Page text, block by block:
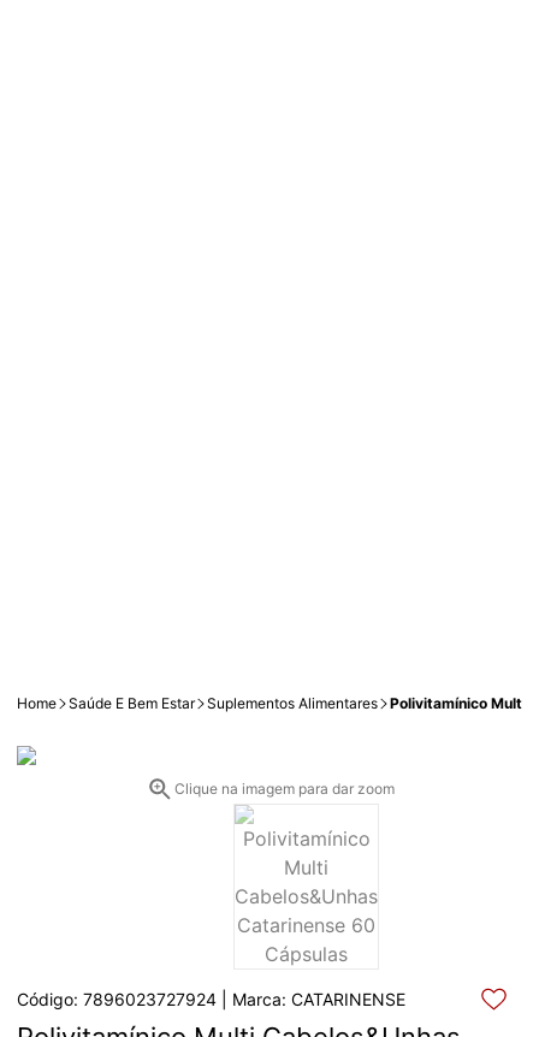
Home Saúde E Bem Estar Suplementos Alimentares Polivitamínico Multi
Clique na imagem para dar zoom
Código: 7896023727924 | Marca: CATARINENSE